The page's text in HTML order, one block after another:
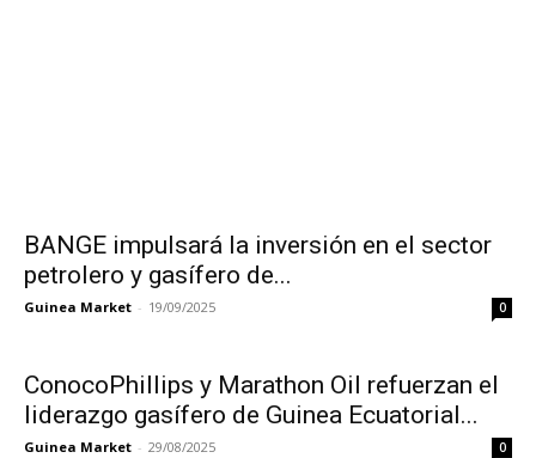
BANGE impulsará la inversión en el sector
petrolero y gasífero de...
Guinea Market - 19/09/2025 0
ConocoPhillips y Marathon Oil refuerzan el
liderazgo gasífero de Guinea Ecuatorial...
Guinea Market - 29/08/2025 0